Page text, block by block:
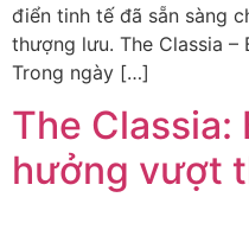
điển tinh tế đã sẵn sàng
thượng lưu. The Classia
Trong ngày […]
The Classia:
hưởng vượt